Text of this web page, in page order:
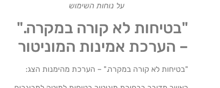
על נוחות השימוש
"בטיחות לא קורה במקרה."
– הערכת אמינות המוניטור
"בטיחות לא קורה במקרה." – הערכת מהימנות הצג: